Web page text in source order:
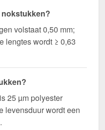
volstaat 0,50 mm;
lengtes wordt ≥ 0,63
25 µm polyester
levensduur wordt een